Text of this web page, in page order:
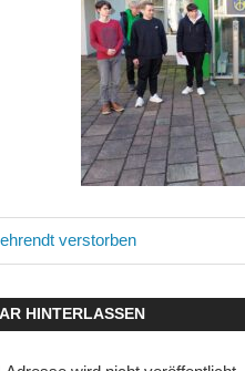
verstorben
HINTERLASSEN